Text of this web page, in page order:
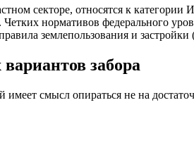
секторе, относятся к
нормативов федерального
землепользования и
забора
смысл опираться не на